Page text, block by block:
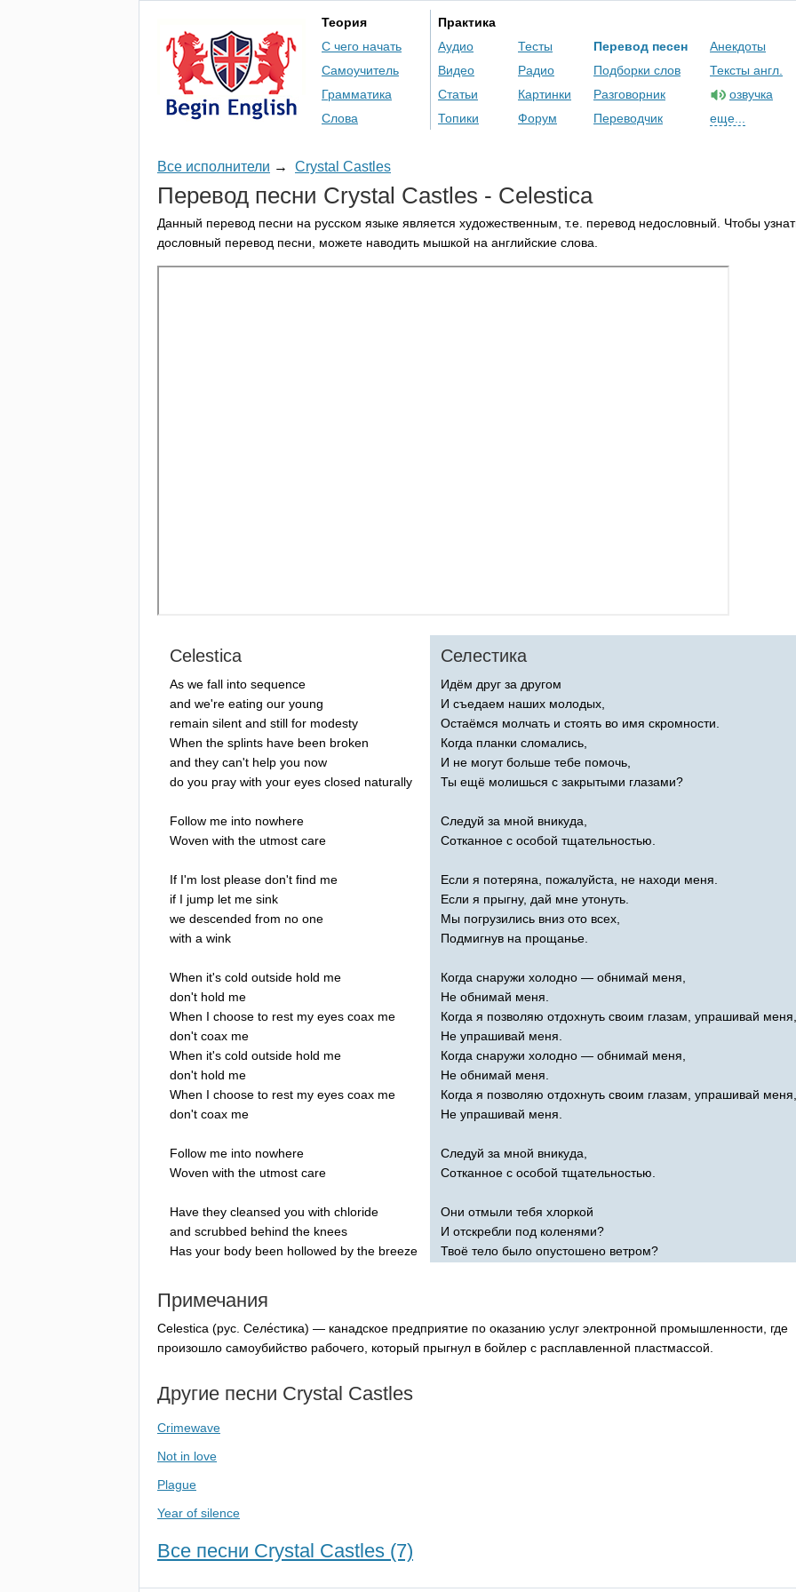
Теория
С чего начать
Самоучитель
Грамматика
Слова
Практика
Аудио
Видео
Статьи
Топики
Тесты
Радио
Картинки
Форум
Перевод песен
Подборки слов
Разговорник
Переводчик
Анекдоты
Тексты англ.
озвучка
еще...
Все исполнители → Crystal Castles
Перевод песни Crystal Castles - Celestica
Данный перевод песни на русском языке является художественным, т.е. перевод недословный. Чтобы
дословный перевод песни, можете наводить мышкой на английские слова.
Celestica
As we fall into sequence
and we're eating our young
remain silent and still for modesty
When the splints have been broken
and they can't help you now
do you pray with your eyes closed naturally
Follow me into nowhere
Woven with the utmost care
If I'm lost please don't find me
if I jump let me sink
we descended from no one
with a wink
When it's cold outside hold me
don't hold me
When I choose to rest my eyes coax me
don't coax me
When it's cold outside hold me
don't hold me
When I choose to rest my eyes coax me
don't coax me
Follow me into nowhere
Woven with the utmost care
Have they cleansed you with chloride
and scrubbed behind the knees
Has your body been hollowed by the breeze
Селестика
Идём друг за другом
И съедаем наших молодых,
Остаёмся молчать и стоять во имя скромности.
Когда планки сломались,
И не могут больше тебе помочь,
Ты ещё молишься с закрытыми глазами?
Следуй за мной вникуда,
Сотканное с особой тщательностью.
Если я потеряна, пожалуйста, не находи меня.
Если я прыгну, дай мне утонуть.
Мы погрузились вниз ото всех,
Подмигнув на прощанье.
Когда снаружи холодно — обнимай меня,
Не обнимай меня.
Когда я позволяю отдохнуть своим глазам, упрашивай меня,
Не упрашивай меня.
Когда снаружи холодно — обнимай меня,
Не обнимай меня.
Когда я позволяю отдохнуть своим глазам, упрашивай меня,
Не упрашивай меня.
Следуй за мной вникуда,
Сотканное с особой тщательностью.
Они отмыли тебя хлоркой
И отскребли под коленями?
Твоё тело было опустошено ветром?
Примечания
Celestica (рус. Селе́стика) — канадское предприятие по оказанию услуг электронной промышленности, где
произошло самоубийство рабочего, который прыгнул в бойлер с расплавленной пластмассой.
Другие песни Crystal Castles
Crimewave
Not in love
Plague
Year of silence
Все песни Crystal Castles (7)